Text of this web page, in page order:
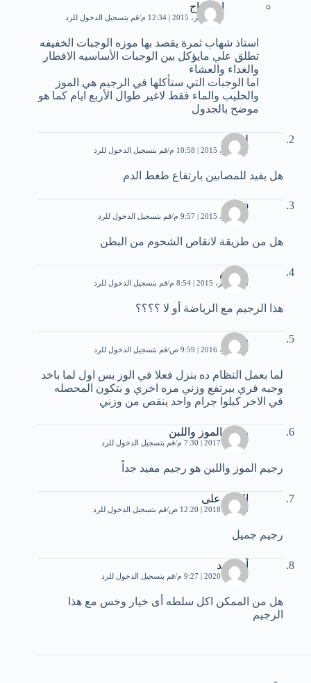
ام ريتاج
27 نوفمبر، 2015 | 12:34 م قم بتسجيل الدخول للرد
استاذ شهاب ثمرة يقصد بها موزه الوجبات الخفيفه
تطلق علي مايؤكل بين الوجبات الأساسيه الافطار
والغداء والعشاء
اما الوجبات التي ستأكلها في الرجيم هي الموز
والحليب والماء فقط لاغير طوال الأربع ايام كما هو
موضح بالجدول
لطفي
1 نوفمبر، 2015 | 10:58 م قم بتسجيل الدخول للرد
هل يفيد للمصابين بارتفاع ظغط الدم
lolo
4 نوفمبر، 2015 | 9:57 م قم بتسجيل الدخول للرد
هل من طريقة لانقاص الشحوم من البطن
مرسم
18 نوفمبر، 2015 | 8:54 م قم بتسجيل الدخول للرد
هذا الرجيم مع الرياضة أو لا ؟؟؟؟
رشل
9 نوفمبر، 2016 | 9:59 ص قم بتسجيل الدخول للرد
لما بعمل النظام ده بنزل فعلا في الوز بس اول لما باخد
وجبه فري بيرتفع وزني مره اخري و بتكون المحصله
في الاخر كيلوا جرام واحد ينقص من وزني
رجيم الموز واللبن
17 مايو، 2017 | 7:30 م قم بتسجيل الدخول للرد
رجيم الموز واللبن هو رجيم مفيد جداً
الحان على
13 يناير، 2018 | 12:20 ص قم بتسجيل الدخول للرد
رجيم جميل
أم شهد
29 مايو، 2020 | 9:27 م قم بتسجيل الدخول للرد
هل من الممكن اكل سلطه أى خيار وخس مع هذا
الرجيم